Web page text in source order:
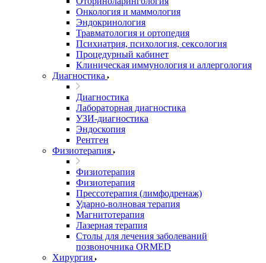
Онкология и маммология
Эндокринология
Травматология и ортопедия
Психиатрия, психология, сексология
Процедурный кабинет
Клиническая иммунология и аллергология
Диагностика
Диагностика
Лабораторная диагностика
УЗИ-диагностика
Эндоскопия
Рентген
Физиотерапия
Физиотерапия
Физиотерапия
Прессотерапия (лимфодренаж)
Ударно-волновая терапия
Магнитотерапия
Лазерная терапия
Столы для лечения заболеваний
позвоночника ORMED
Хирургия